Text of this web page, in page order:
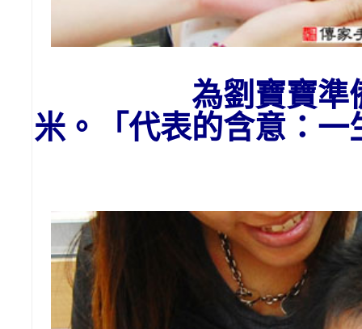
為劉 寶寶準
米。「代表的含意：